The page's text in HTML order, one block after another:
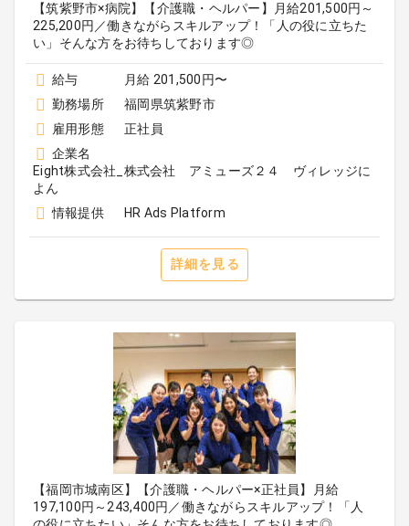
【筑紫野市×病院】【介護職・ヘルパー】月給201,500円～
225,200円／働きながらスキルアップ！「人の役に立ちた
い」そんな方をお待ちしております◎
給与
月給 201,500円〜
勤務場所
福岡県筑紫野市
雇用形態
正社員
企業名
Eight株式会社_株式会社 アミューズ２４ ヴィレッジに
よん
情報提供
HR Ads Platform
詳細を見る
【福岡市城南区】【介護職・ヘルパー×正社員】月給
197,100円～243,400円／働きながらスキルアップ！「人